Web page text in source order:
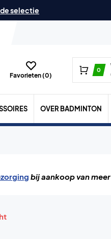
selectie
Favorieten (0)
0
OVER BADMINTON
bij aankoop van